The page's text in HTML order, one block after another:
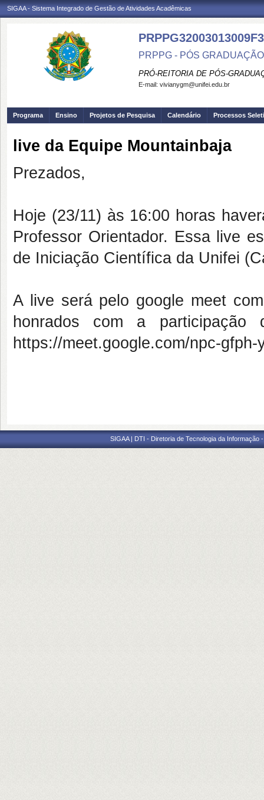
SIGAA - Sistema Integrado de Gestão de Atividades Acadêmicas
PRPPG32003013009F3
PRPPG - PÓS
PRÓ-REITORIA DE PÓS-
E-mail: vivianygm@unifei.edu.br
Programa Ensino Projetos de Pesquisa Calendário Processos
live da Equipe Mountainbaja
Prezados,
Hoje (23/11) às 16:00 horas
Professor Orientador. Essa live
de Iniciação Científica da Unifei
A live será pelo google meet
honrados com a
https://meet.google.com/npc-gfph-
SIGAA | DTI - Diretoria de Tecnologia da